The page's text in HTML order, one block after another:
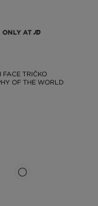
ONLY AT
FACE TRIČKO
OF THE WORLD